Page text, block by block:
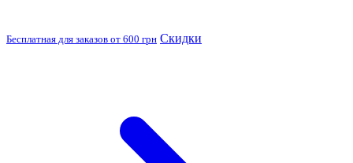
Бесплатная для заказов от 600 грн Скидки